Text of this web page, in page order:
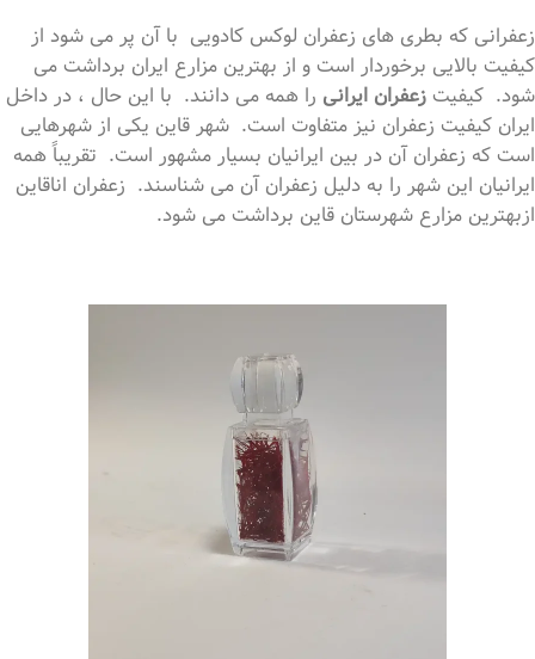
زعفرانی که بطری های زعفران لوکس کادویی با آن پر می شود از
کیفیت بالایی برخوردار است و از بهترین مزارع ایران برداشت می
شود. کیفیت زعفران ایرانی را همه می دانند. با این حال ، در داخل
ایران کیفیت زعفران نیز متفاوت است. شهر قاین یکی از شهرهایی
است که زعفران آن در بین ایرانیان بسیار مشهور است. تقریباً همه
ایرانیان این شهر را به دلیل زعفران آن می شناسند. زعفران اناقاین
ازبهترین مزارع شهرستان قاین برداشت می شود.